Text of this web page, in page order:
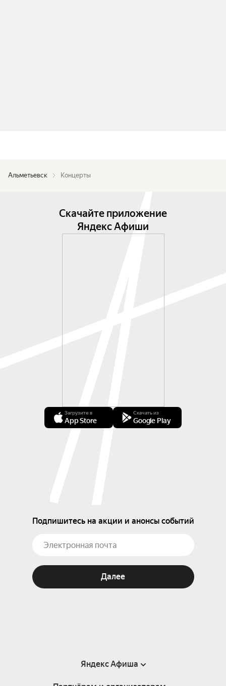
Альметьевск Концерты
Скачайте приложение
Яндекс Афиши
Загрузите в
App Store
Скачать из
Google Play
Подпишитесь на акции и анонсы событий
Далее
Яндекс Афиша